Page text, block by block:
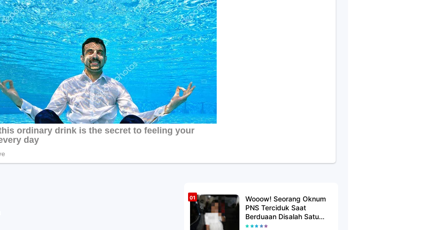
Wooow! Seorang Oknum
PNS Terciduk Saat
Berduaan Disalah Satu
Kamar Hotel Salatiga